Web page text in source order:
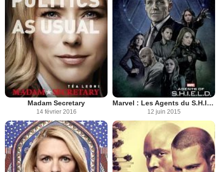
Madam Secretary
14 février 2016
Marvel : Les Agents du S.H.I.E.L.D.
12 juin 2015